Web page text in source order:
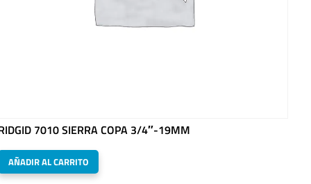
7010 SIERRA COPA 3/4″-19MM
AÑADIR AL CARRITO